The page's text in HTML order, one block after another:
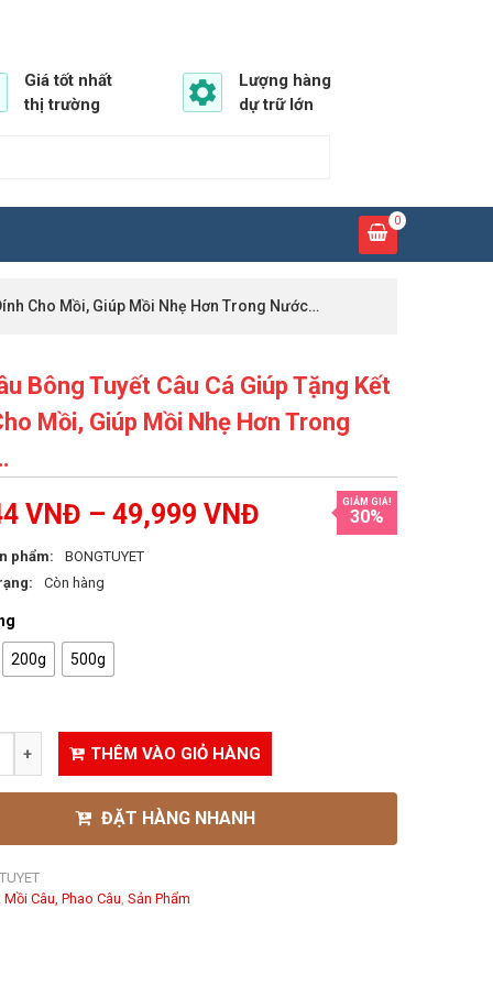
Giá tốt nhất
thị trường
Lượng hàng
dự trữ lớn
0
Cho Mồi, Giúp Mồi Nhẹ Hơn Trong Nước…
Bông Tuyết Câu Cá Giúp Tặng Kết
Mồi, Giúp Mồi Nhẹ Hơn Trong
VNĐ – 49,999 VNĐ GIẢM GIÁ!
30%
phẩm:
BONGTUYET
Còn hàng
200g 500g
THÊM VÀO GIỎ HÀNG
ĐẶT HÀNG NHANH
Mồi Câu, Phao Câu, Sản Phẩm